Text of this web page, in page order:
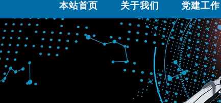
本站首页 关于我们 党建工作